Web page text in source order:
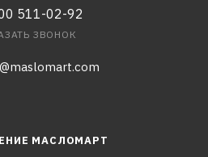
511-02-92
ЗВОНОК
МАСЛОМАРТ